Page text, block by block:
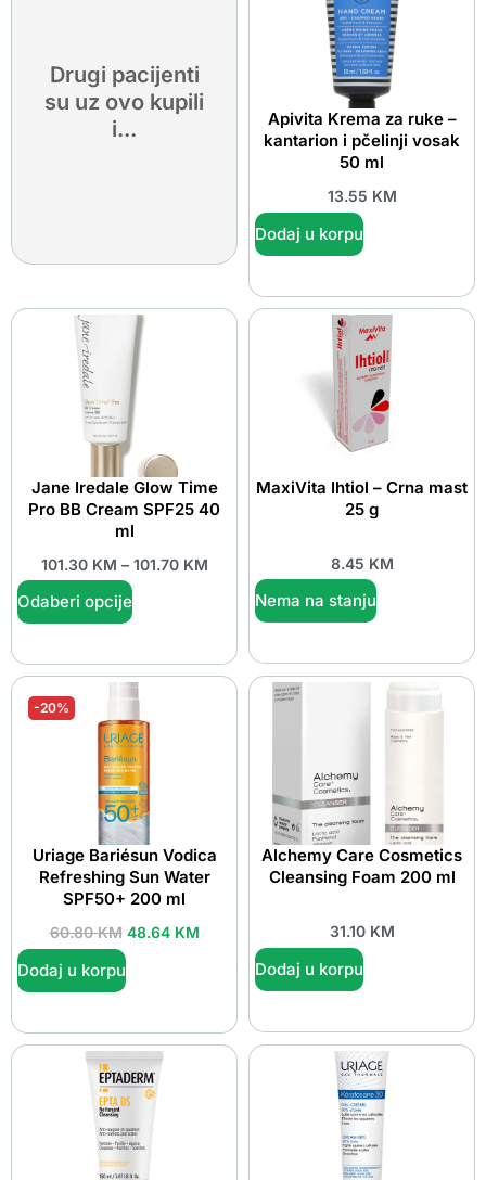
Drugi pacijenti
su uz ovo kupili
i...
Apivita Krema za ruke –
kantarion i pčelinji vosak
50 ml
13.55 KM
Dodaj u korpu
Jane Iredale Glow Time
Pro BB Cream SPF25 40
ml
101.30 KM – 101.70 KM
Odaberi opcije
MaxiVita Ihtiol – Crna mast
25 g
8.45 KM
Nema na stanju
-20%
Uriage Bariésun Vodica
Refreshing Sun Water
SPF50+ 200 ml
60.80KM 48.64 KM
Dodaj u korpu
Alchemy Care Cosmetics
Cleansing Foam 200 ml
31.10 KM
Dodaj u korpu